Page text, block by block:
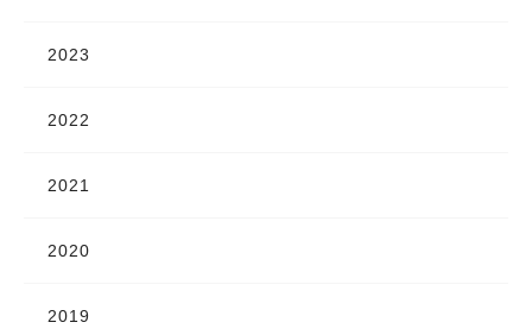
2023
2022
2021
2020
2019